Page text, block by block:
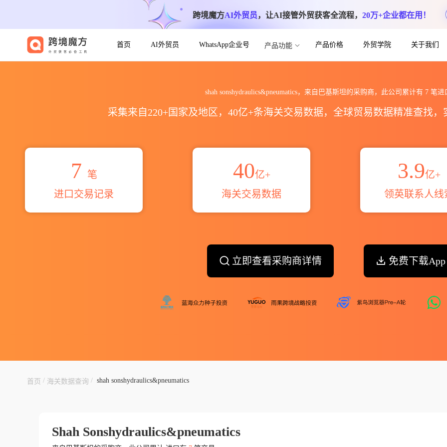
跨境魔方AI外贸员，让AI接管外贸获客全流程， 20万+企业都在用！
首页 AI外贸员 WhatsApp企业号 产品功能 产品价格 外贸学院 关于我们
shah sonshydraulics&pneumatics，来自巴基斯坦的采购商，此公司累计有 7 笔进
采集来自220+国家及地区，40亿+条海关交易数据，全球贸易数据精准查找
7 笔
进口交易记录
40亿+
海关交易数据
3.9亿+
领英联系人线
立即查看采购商详情 免费下载App
首页 / 海关数据查询 / shah sonshydraulics&pneumatics
Shah Sonshydraulics&pneumatics